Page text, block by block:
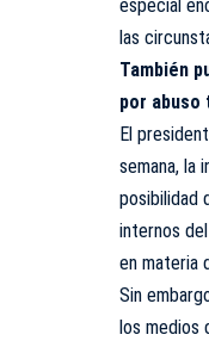
especial
las
También
por
El
semana, la
posibilidad
internos
en materia
Sin
los medios